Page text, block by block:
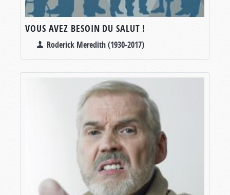
VOUS AVEZ BESOIN DU SALUT !
Roderick Meredith (1930-2017)